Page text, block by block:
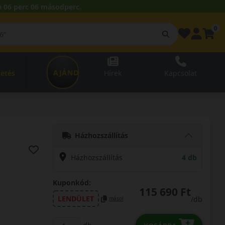
06 perc 05 másodperc.
AJÁNDÉKUTALVÁNY
Házhozszállítás
Házhozszállítás 4 db
Kuponkód:
LENDÜLET
másol 115 690 Ft
/db